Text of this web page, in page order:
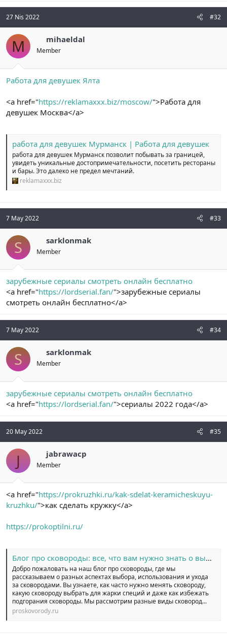
27 Nis 2022 #32
M mihaeldal
Member
Работа для девушек Ялта
<a href="https://reklamaxxx.biz/moscow/">Работа для
девушек Москва</a>
работа для девушек Мурманск | Работа для девушек
работа для девушек Мурманск позволит побывать за границей,
увидеть уникальные достопримечательности, посетить рестораны
и бары. Это далеко не предел мечтаний.
reklamaxxx.biz
7 May 2022 #33
S sarklonmak
Member
зарубежные сериалы смотреть онлайн бесплатно
<a href="https://lordserial.fan/">зарубежные сериалы
смотреть онлайн бесплатно</a>
7 May 2022 #34
S sarklonmak
Member
зарубежные сериалы смотреть онлайн бесплатно
<a href="https://lordserial.fan/">сериалы 2022 года</a>
20 May 2022 #35
J jabrawacp
Member
<a href="https://prokruzhki.ru/kak-sdelat-keramicheskuyu-
kruzhku/">как сделать кружку</a>
https://prokoptilni.ru/
Блог про сковороды: все, что вам нужно знать о выборе и использовании
Добро пожаловать на наш блог про сковороды, где мы
рассказываем о разных аспектах выбора, использования и ухода
за сковородами. Вы узнаете, как часто нужно менять сковороду,
какую сковороду выбрать для жарки специй и даже как избежать
подгорания сковороды. Мы рассмотрим разные виды сковород...
proskovorody.ru